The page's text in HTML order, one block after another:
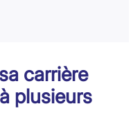
carrière
plusieurs